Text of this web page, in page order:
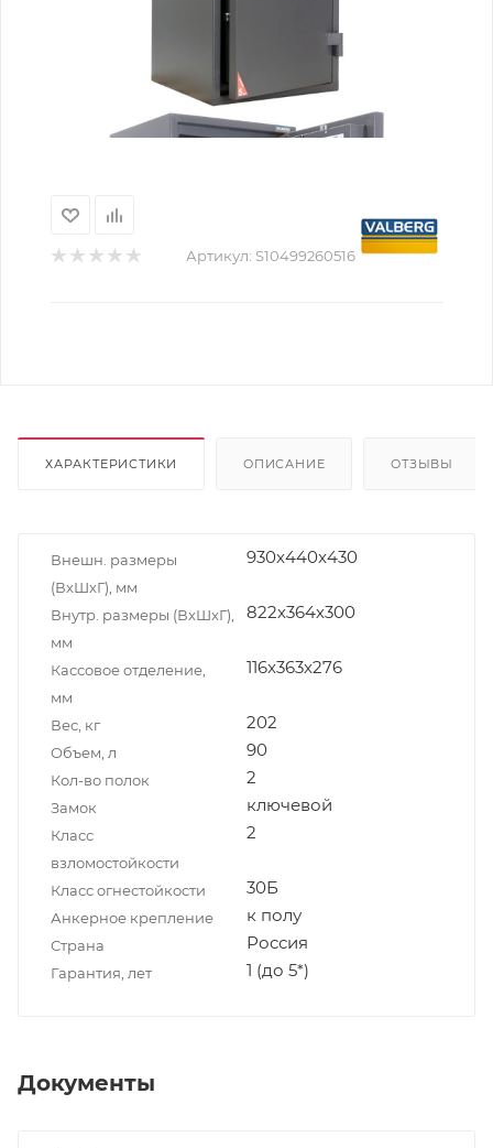
Артикул: S10499260516
ХАРАКТЕРИСТИКИ ОПИСАНИЕ ОТЗЫВЫ
Внешн. размеры
(ВxШxГ), мм
930x440x430
Внутр. размеры (ВxШxГ),
мм
822х364х300
Кассовое отделение,
мм
116x363x276
Вес, кг 202
Объем, л 90
Кол-во полок 2
Замок ключевой
Класс
взломостойкости
2
Класс огнестойкости 30Б
Анкерное крепление к полу
Страна Россия
Гарантия, лет 1 (до 5*)
Документы